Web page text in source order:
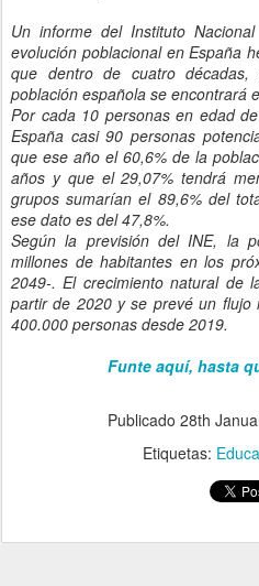
Un informe del Instituto
evolución poblacional en España
que dentro de cuatro
población española se encontrará
Por cada 10 personas en edad
España casi 90 personas
que ese año el 60,6% de la
años y que el 29,07% tendrá
grupos sumarían el 89,6% del
ese dato es del 47,8%.
Según la previsión del INE, la
millones de habitantes en los
2049-. El crecimiento natural de
partir de 2020 y se prevé un flujo
400.000 personas desde 2019.
Funte aquí, hasta
Publicado 28th
Etiquetas: